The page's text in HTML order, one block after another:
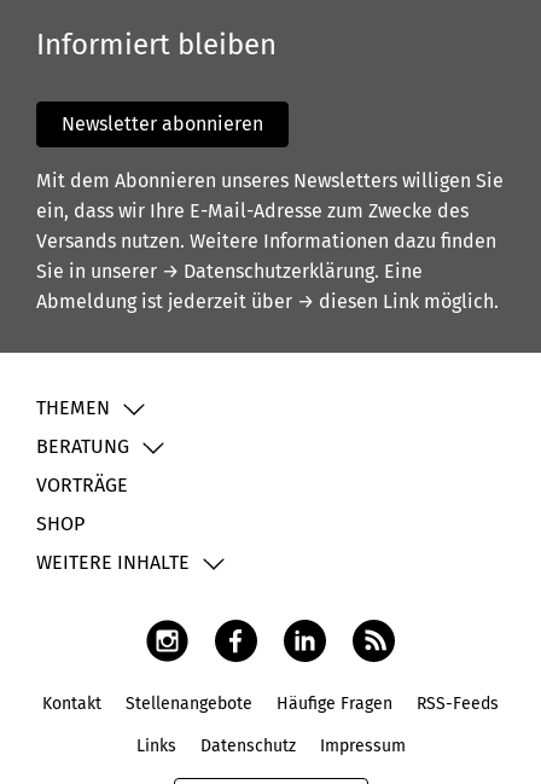
Informiert bleiben
Newsletter abonnieren
Mit dem Abonnieren unseres Newsletters willigen Sie
ein, dass wir Ihre E-Mail-Adresse zum Zwecke des
Versands nutzen. Weitere Informationen dazu finden
Sie in unserer → Datenschutzerklärung. Eine
Abmeldung ist jederzeit über → diesen Link möglich.
THEMEN
BERATUNG
VORTRÄGE
SHOP
WEITERE INHALTE
Kontakt Stellenangebote Häufige Fragen RSS-Feeds
Links Datenschutz Impressum